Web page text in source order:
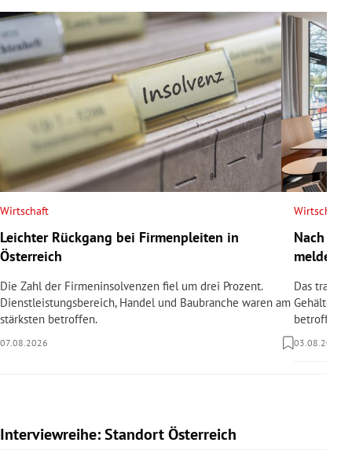
Wirtschaft
Leichter Rückgang bei Firmenpleiten in
Österreich
Die Zahl der Firmeninsolvenzen fiel um drei Prozent.
Dienstleistungsbereich, Handel und Baubranche waren am
stärksten betroffen.
07.08.2026
Wirtschaft
Nach
meldet
Das
Gehälter
betroffen.
03.08.2026
Interviewreihe: Standort Österreich
Slide 1 von 20